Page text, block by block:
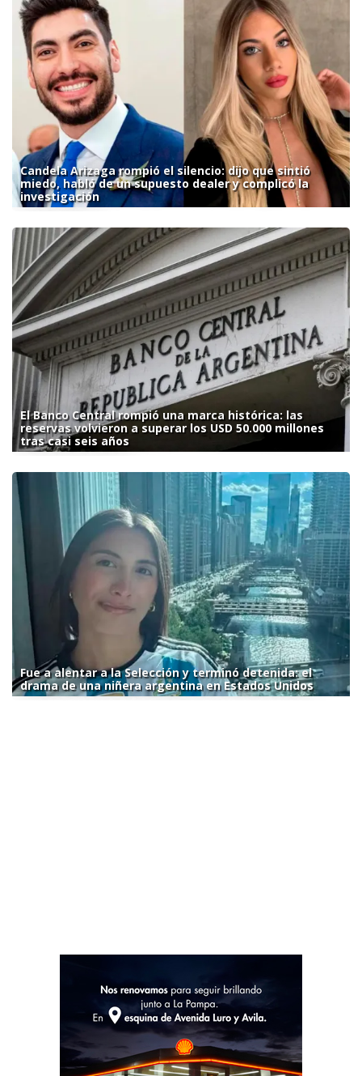
Candela Arizaga rompió el silencio: dijo que sintió
miedo, habló de un supuesto dealer y complicó la
investigación
El Banco Central rompió una marca histórica: las
reservas volvieron a superar los USD 50.000 millones
tras casi seis años
Fue a alentar a la Selección y terminó detenida: el
drama de una niñera argentina en Estados Unidos